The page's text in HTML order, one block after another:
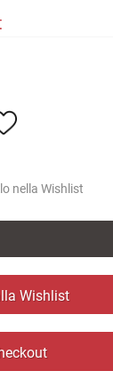
nella Wishlist
Wishlist